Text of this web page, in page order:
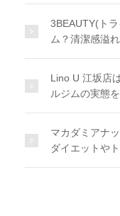
3BEAUTY(ト
ム？清潔感溢
Lino U 江坂店
ルジムの実態
マカダミアナ
ダイエットや